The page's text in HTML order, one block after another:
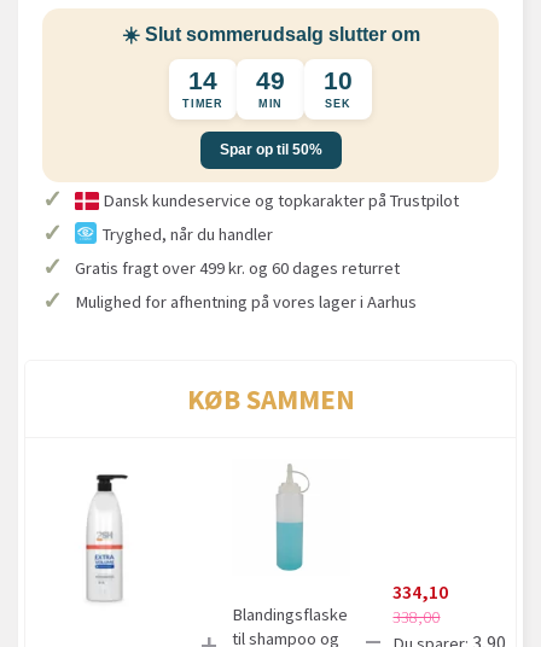
☀️ Slut sommerudsalg slutter om
14
TIMER
49
MIN
10
SEK
Spar op til 50%
✓ Dansk kundeservice og topkarakter på Trustpilot
✓ Tryghed, når du handler
✓ Gratis fragt over 499 kr. og 60 dages returret
✓ Mulighed for afhentning på vores lager i Aarhus
KØB SAMMEN
Blandingsflaske
til shampoo og
334,10
338,00
3,90